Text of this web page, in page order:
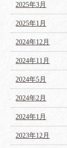
2025年3月
2025年1月
2024年12月
2024年11月
2024年5月
2024年2月
2024年1月
2023年12月